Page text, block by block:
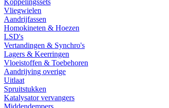
Koppelingssets
Vliegwielen
Aandrijfassen
Homokineten & Hoezen
LSD's
Vertandingen & Synchro's
Lagers & Keerringen
Vloeistoffen & Toebehoren
Aandrijving overige
Uitlaat
Spruitstukken
Katalysator vervangers
Middendempers